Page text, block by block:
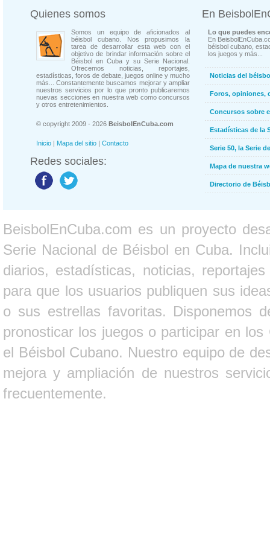
Quienes somos
Somos un equipo de aficionados al
béisbol cubano. Nos propusimos la
tarea de desarrollar esta web con el
objetivo de brindar información sobre el
Béisbol en Cuba y su Serie Nacional.
Ofrecemos noticias, reportajes,
estadísticas, foros de debate, juegos online y mucho
más... Constantemente buscamos mejorar y ampliar
nuestros servicios por lo que pronto publicaremos
nuevas secciones en nuestra web como concursos
y otros entretenimientos.
© copyright 2009 - 2026 BeisbolEnCuba.com
Inicio | Mapa del sitio | Contacto
Redes sociales:
En
Lo que puedes
En
béisbol cubano,
los juegos y más...
Noticias del
Foros, opiniones,
Concursos sobre
Estadísticas de la
Serie 50, la Serie
Mapa de nuestra
Directorio de
BeisbolEnCuba.com es un proyecto
Serie Nacional de Béisbol en Cuba.
diarios, estadísticas, noticias,
para que los usuarios publiquen sus
o sus estrellas favoritas. Disponemos
pronosticar los juegos o participar en
el Béisbol Cubano. Nuestro equipo de
mejora y ampliación de nuestros
frecuentemente.